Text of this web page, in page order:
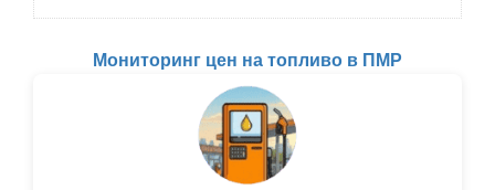
Мониторинг цен на топливо в ПМР